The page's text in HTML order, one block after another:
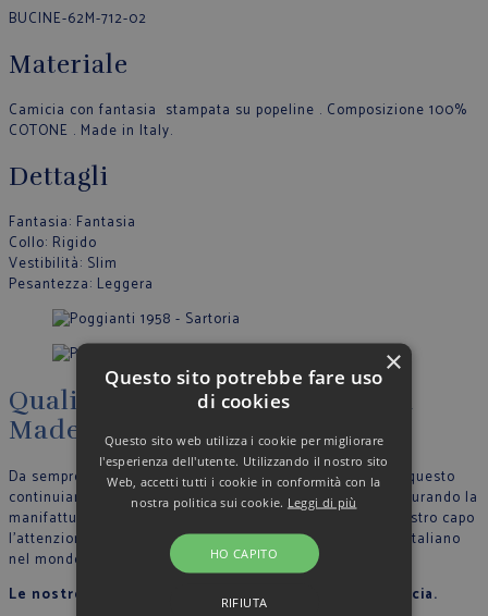
BUCINE-62M-712-02
Materiale
Camicia con fantasia stampata su popeline . Composizione 100%
COTONE . Made in Italy.
Dettagli
Fantasia: Fantasia
Collo: Rigido
Vestibilità: Slim
Pesantezza: Leggera
Qualità, artigianalità, eleganza
Made in Italy
Da sempre crediamo nella filosofia del Made in Italy, per questo
continuiamo a produrre nel nostro stabilimento in Italia, curando la
manifattura tutte le fase di lavoro e riportando in ogni nostro capo
l’attenzione per il dettaglio che contraddistingue lo stile Italiano
nel mondo.
Le nostre sarte cuciono con mani esperte ogni camicia.
×
Questo sito potrebbe fare uso
di cookies
Questo sito web utilizza i cookie per migliorare
l'esperienza dell'utente. Utilizzando il nostro sito
Web, accetti tutti i cookie in conformità con la
nostra politica sui cookie. Leggi di più
HO CAPITO
RIFIUTA